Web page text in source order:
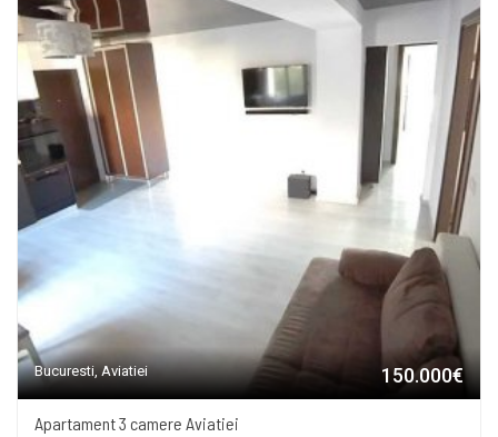
Bucuresti, Aviatiei 150.000€
Apartament 3 camere Aviatiei